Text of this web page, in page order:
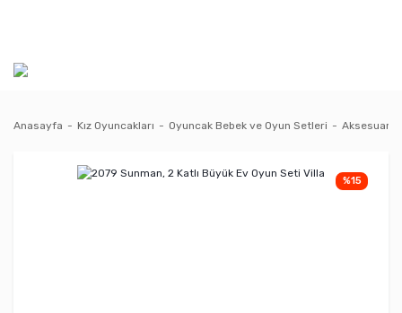
Anasayfa Kız Oyuncakları Oyuncak Bebek ve Oyun Setleri
%15